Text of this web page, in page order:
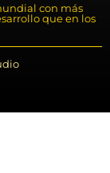
con más
que en los